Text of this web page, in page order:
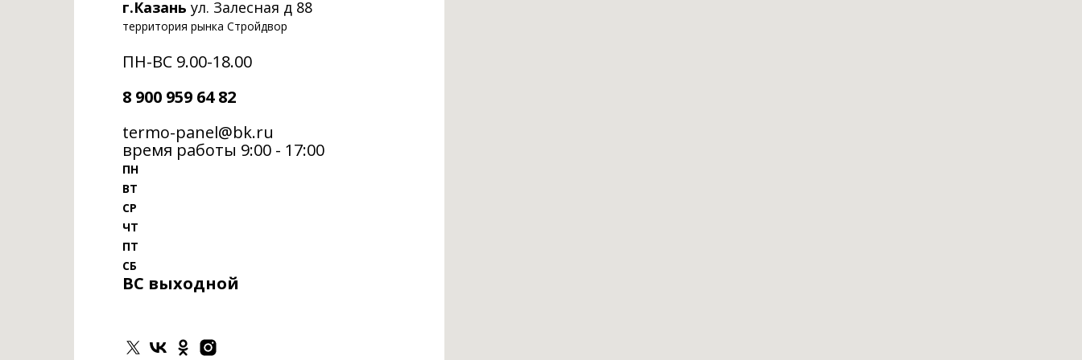
г.Казань ул. Залесная д 88
территория рынка Стройдвор
ПН-ВС 9.00-18.00
8 900 959 64 82
termo-panel@bk.ru
время работы 9:00 - 17:00
ПН
ВТ
СР
ЧТ
ПТ
СБ
ВС выходной